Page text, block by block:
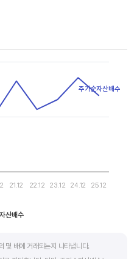
락
가가 급락하면 좋은 매수 기회가 됩니다.
용합니다.
categories.
values. Data ranges from
산배수
21.12 22.12 23.12 24.12 25.12
주가순자산배수
몇 배에 거래되는지 나타냅니다.